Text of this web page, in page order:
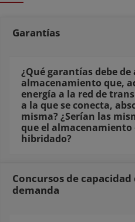
Garantías
¿Qué garantías debe
almacenamiento que,
energía a la red de
a la que se conecta,
misma? ¿Serían las
que el almacenamiento
hibridado?
Concursos de capacidad
demanda